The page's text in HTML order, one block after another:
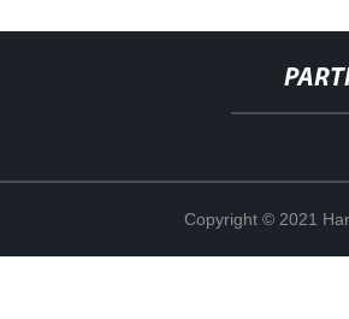
Copyright © 2021